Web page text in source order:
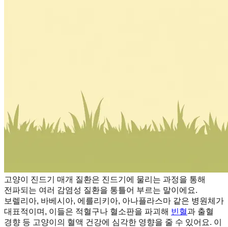
고양이 진드기 매개 질환은 진드기에 물리는 과정을 통해
전파되는 여러 감염성 질환을 통틀어 부르는 말이에요.
보렐리아, 바베시아, 에를리키아, 아나플라스마 같은 병원체가
대표적이며, 이들은 적혈구나 혈소판을 파괴해 빈혈과 출혈
경향 등 고양이의 혈액 건강에 심각한 영향을 줄 수 있어요. 이